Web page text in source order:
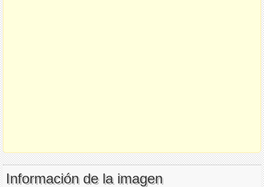
Información de la imagen